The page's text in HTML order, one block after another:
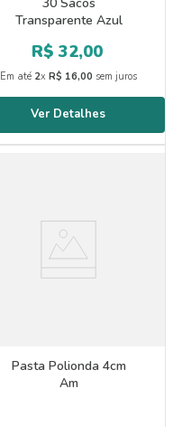
Transparente Azul
R$ 32,00
Em até 2x R$ 16,00 sem juros
Pasta Polionda 4cm
Am